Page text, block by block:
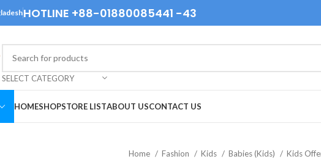
HOTLINE +88-01880085441 -43
SELECT CATEGORY
HOMESHOPSTORE LISTABOUT USCONTACT US
Home Fashion Kids Babies (Kids)
Kids